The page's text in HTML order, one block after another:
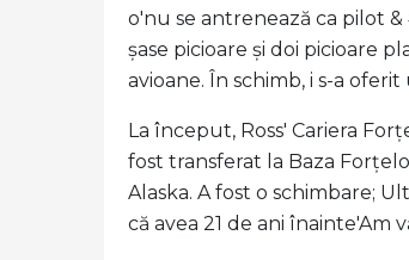
o'nu se antrenează ca pilot
șase picioare și doi picioare
avioane. În schimb, i s-a
La început, Ross' Cariera
fost transferat la Baza
Alaska. A fost o schimbare;
că avea 21 de ani înainte'Am